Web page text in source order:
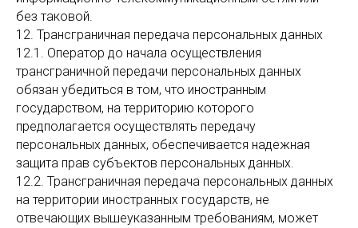
без таковой.
12. Трансграничная передача персональных данных
12.1. Оператор до начала осуществления
трансграничной передачи персональных данных
обязан убедиться в том, что иностранным
государством, на территорию которого
предполагается осуществлять передачу
персональных данных, обеспечивается надежная
защита прав субъектов персональных данных.
12.2. Трансграничная передача персональных данных
на территории иностранных государств, не
отвечающих вышеуказанным требованиям, может